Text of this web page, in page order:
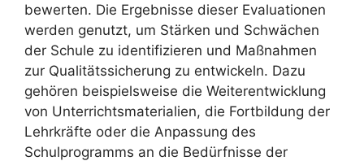
bewerten. Die Ergebnisse dieser Evaluationen
werden genutzt, um Stärken und Schwächen
der Schule zu identifizieren und Maßnahmen
zur Qualitätssicherung zu entwickeln. Dazu
gehören beispielsweise die Weiterentwicklung
von Unterrichtsmaterialien, die Fortbildung der
Lehrkräfte oder die Anpassung des
Schulprogramms an die Bedürfnisse der